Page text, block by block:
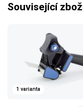
Související
1 varianta